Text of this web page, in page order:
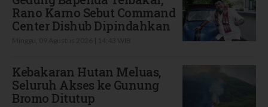
Rano Karno Sebut Command
Center Dishub Dipindahkan
Kebakaran Hutan Meluas,
Seluruh Akses ke Gunung
Bromo Ditutup